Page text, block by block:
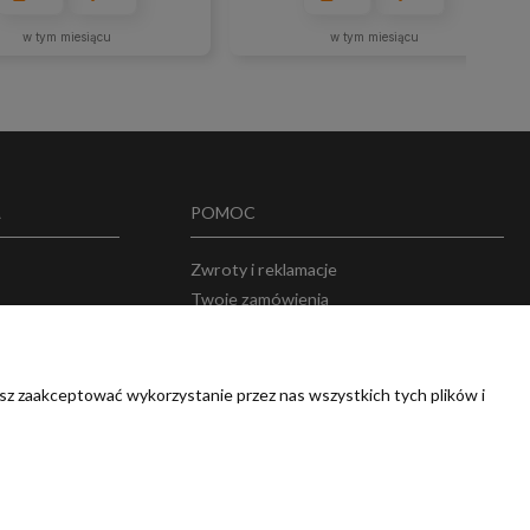
w tym miesiącu w tym miesiącu
POMOC
Zwroty i reklamacje
Twoje zamówienia
zaakceptować wykorzystanie przez nas wszystkich tych plików i